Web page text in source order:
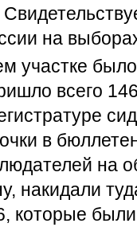
на
участке
всего
в
на
накидали
которые